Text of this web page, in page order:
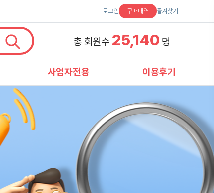
로그인 구매내역 즐겨찾기
총 회원수 25,140 명
사업자전용 이용후기